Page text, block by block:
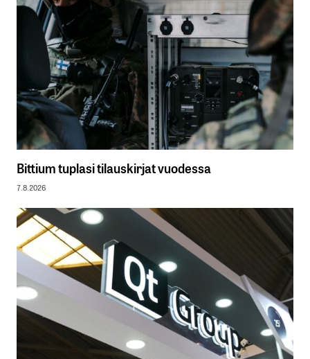
Bittium tuplasi tilauskirjat vuodessa
7.8.2026